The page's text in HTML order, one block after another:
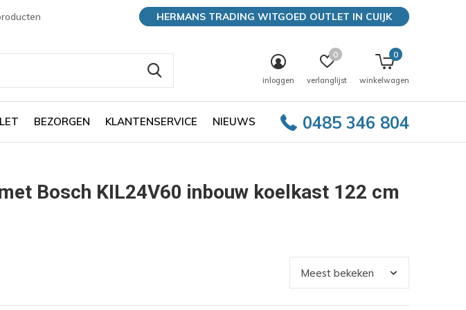
BEZORGEN KLANTENSERVICE NIEUWS 0485 346 804
inloggen verlanglijst
0
winkelwagen
0
HERMANS TRADING WITGOED OUTLET IN CUIJK
Bosch KIL24V60 inbouw koelkast 122 cm